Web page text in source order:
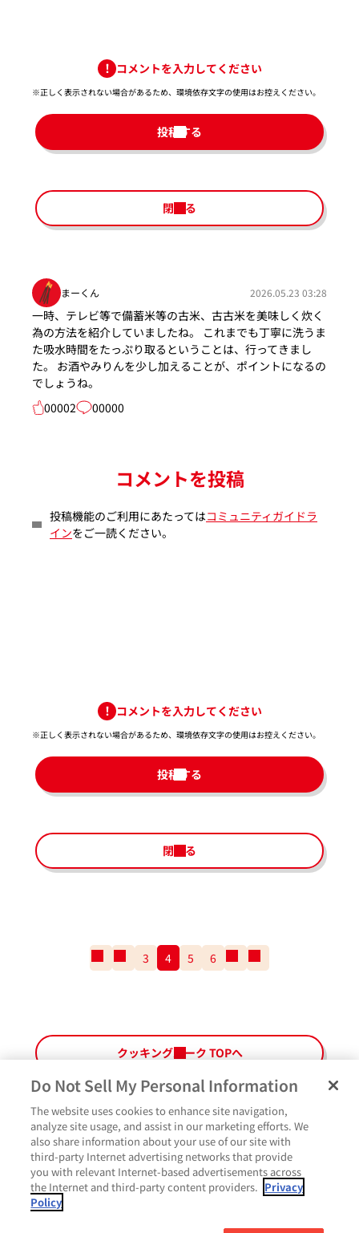
コメントを入力してください
※正しく表示されない場合があるため、環境依存文字の使用はお控えください。​
投稿する
閉じる
まーくん 2026.05.23 03:28
一時、テレビ等で備蓄米等の古米、古古米を美味しく炊く
為の方法を紹介していましたね。 これまでも丁寧に洗うま
た吸水時間をたっぷり取るということは、行ってきまし
た。 お酒やみりんを少し加えることが、ポイントになるの
でしょうね。
00002
00000
コメントを投稿
投稿機能のご利用にあたってはコミュニティガイドラ
インをご一読ください。
コメントを入力してください
※正しく表示されない場合があるため、環境依存文字の使用はお控えください。​
投稿する
閉じる
番
ペ
ー
ジ
の
3 4 5 6
の
番
ペ
ー
いいね
クッキングパーク TOPへ
ペ
ー
ジ
最
上
部
よくあるご質問 ご利用規約Glicoメンバーズ会員規約プライバシーポリシー
サイトマップお問い合わせCookie設定Glicoホームページ
Do Not Sell My Personal Information
The website uses cookies to enhance site navigation,
analyze site usage, and assist in our marketing efforts. We
also share information about your use of our site with
third-party Internet advertising networks that provide
you with relevant Internet-based advertisements across
the Internet and third-party content providers. Privacy
Policy